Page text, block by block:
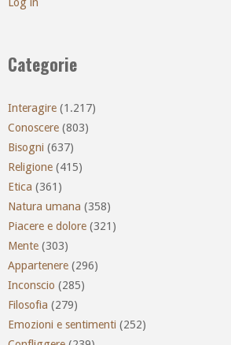
Log in
Categorie
Interagire (1.217)
Conoscere (803)
Bisogni (637)
Religione (415)
Etica (361)
Natura umana (358)
Piacere e dolore (321)
Mente (303)
Appartenere (296)
Inconscio (285)
Filosofia (279)
Emozioni e sentimenti (252)